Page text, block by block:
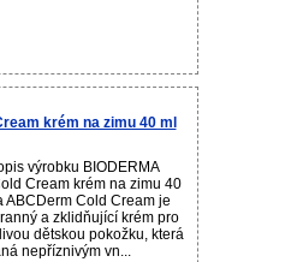
krém na zimu 40 ml
výrobku BIODERMA
Cream krém na zimu 40
ABCDerm Cold Cream je
a zklidňující krém pro
dětskou pokožku, která
nepříznivým vn...